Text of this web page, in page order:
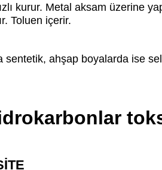
kurur. Metal aksam üzerine
Toluen içerir.
sentetik, ahşap boyalarda ise